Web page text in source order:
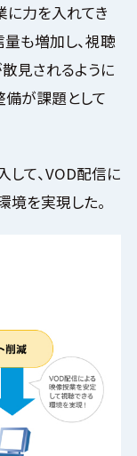
に力を入れてき
も増加し、視聴
見されるように
備が課題として
して、VOD配信に
を実現した。